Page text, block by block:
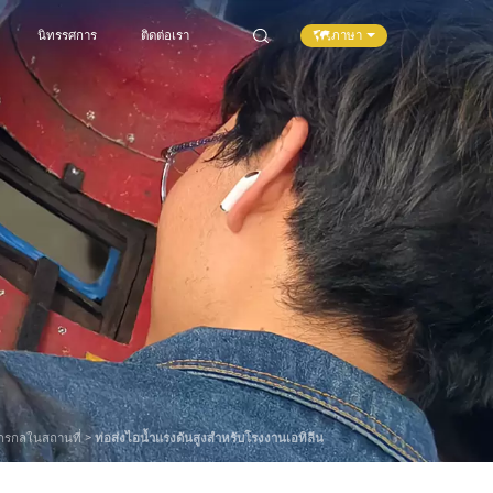
นิทรรศการ ติดต่อเรา ภาษา
รกลในสถานที่>ท่อส่งไอน้ำแรงดันสูงสำหรับโรงงานเอทิลีน